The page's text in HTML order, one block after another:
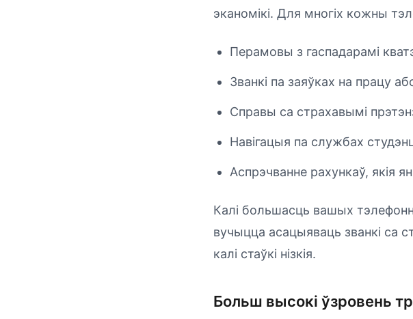
эканомікі. Для многіх кожны
Перамовы з гаспадарамі
Званкі па заяўках на працу
Справы са страхавымі
Навігацыя па службах
Аспрэчванне рахункаў, якія
Калі большасць вашых
вучыцца асацыяваць званкі са
калі стаўкі нізкія.
Больш высокі ўзровень